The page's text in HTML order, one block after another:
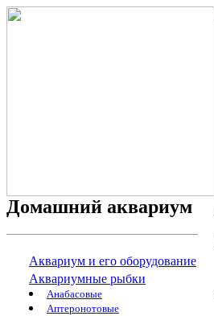
Домашний аквариум
Аквариум и его оборудование
Аквариумные рыбки
Анабасовые
Аптеронотовые